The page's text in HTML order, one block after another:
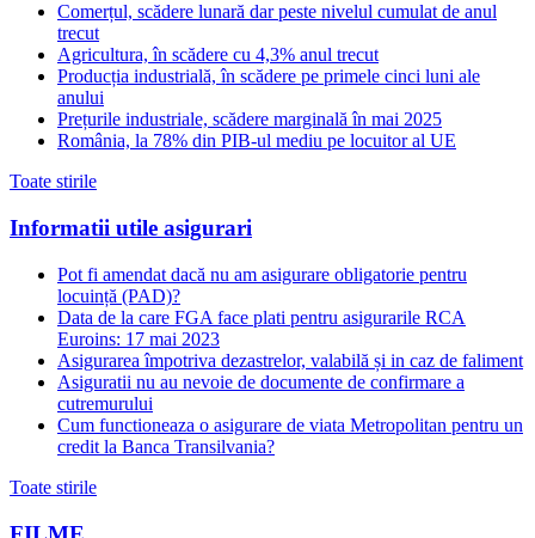
Comerțul, scădere lunară dar peste nivelul cumulat de anul
trecut
Agricultura, în scădere cu 4,3% anul trecut
Producția industrială, în scădere pe primele cinci luni ale
anului
Prețurile industriale, scădere marginală în mai 2025
România, la 78% din PIB-ul mediu pe locuitor al UE
Toate stirile
Informatii utile asigurari
Pot fi amendat dacă nu am asigurare obligatorie pentru
locuință (PAD)?
Data de la care FGA face plati pentru asigurarile RCA
Euroins: 17 mai 2023
Asigurarea împotriva dezastrelor, valabilă și in caz de faliment
Asiguratii nu au nevoie de documente de confirmare a
cutremurului
Cum functioneaza o asigurare de viata Metropolitan pentru un
credit la Banca Transilvania?
Toate stirile